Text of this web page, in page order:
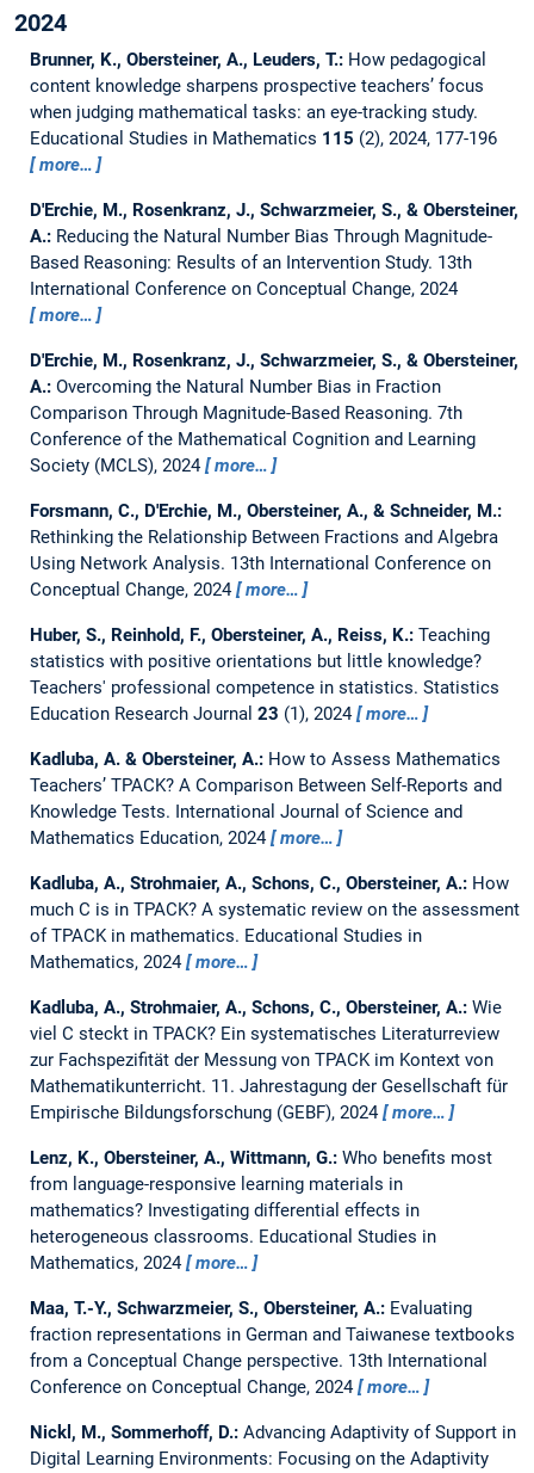
2024
Brunner, K., Obersteiner, A., Leuders, T.: How pedagogical
content knowledge sharpens prospective teachers’ focus
when judging mathematical tasks: an eye-tracking study.
Educational Studies in Mathematics 115 (2), 2024, 177-196
more…
D'Erchie, M., Rosenkranz, J., Schwarzmeier, S., & Obersteiner,
A.: Reducing the Natural Number Bias Through Magnitude-
Based Reasoning: Results of an Intervention Study. 13th
International Conference on Conceptual Change, 2024
more…
D'Erchie, M., Rosenkranz, J., Schwarzmeier, S., & Obersteiner,
A.: Overcoming the Natural Number Bias in Fraction
Comparison Through Magnitude-Based Reasoning. 7th
Conference of the Mathematical Cognition and Learning
Society (MCLS), 2024
more…
Forsmann, C., D'Erchie, M., Obersteiner, A., & Schneider, M.:
Rethinking the Relationship Between Fractions and Algebra
Using Network Analysis. 13th International Conference on
Conceptual Change, 2024
more…
Huber, S., Reinhold, F., Obersteiner, A., Reiss, K.: Teaching
statistics with positive orientations but little knowledge?
Teachers' professional competence in statistics. Statistics
Education Research Journal 23 (1), 2024 more…
Kadluba, A. & Obersteiner, A.: How to Assess Mathematics
Teachers’ TPACK? A Comparison Between Self-Reports and
Knowledge Tests. International Journal of Science and
Mathematics Education, 2024
more…
Kadluba, A., Strohmaier, A., Schons, C., Obersteiner, A.: How
much C is in TPACK? A systematic review on the assessment
of TPACK in mathematics. Educational Studies in
Mathematics, 2024
more…
Kadluba, A., Strohmaier, A., Schons, C., Obersteiner, A.: Wie
viel C steckt in TPACK? Ein systematisches Literaturreview
zur Fachspezifität der Messung von TPACK im Kontext von
Mathematikunterricht. 11. Jahrestagung der Gesellschaft für
Empirische Bildungsforschung (GEBF), 2024
more…
Lenz, K., Obersteiner, A., Wittmann, G.: Who benefits most
from language-responsive learning materials in
mathematics? Investigating differential effects in
heterogeneous classrooms. Educational Studies in
Mathematics, 2024
more…
Maa, T.-Y., Schwarzmeier, S., Obersteiner, A.: Evaluating
fraction representations in German and Taiwanese textbooks
from a Conceptual Change perspective. 13th International
Conference on Conceptual Change, 2024
more…
Nickl, M., Sommerhoff, D.: Advancing Adaptivity of Support in
Digital Learning Environments: Focusing on the Adaptivity